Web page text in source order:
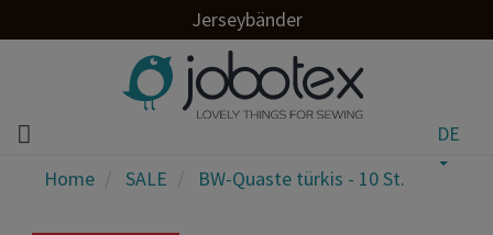
Jerseybänder
DE
Home
SALE BW-Quaste türkis - 10 St.